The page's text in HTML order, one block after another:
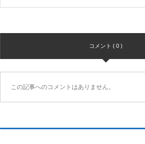
コメント ( 0 )
この記事へのコメントはありません。